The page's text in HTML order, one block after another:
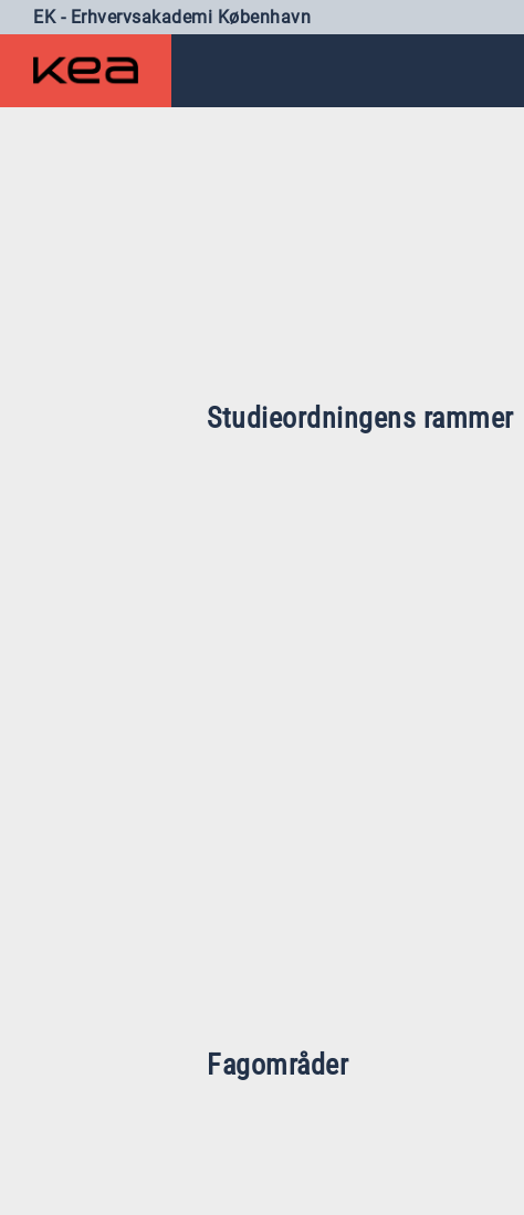
EK - Erhvervsakademi København
Studieordningens rammer
Fagområder